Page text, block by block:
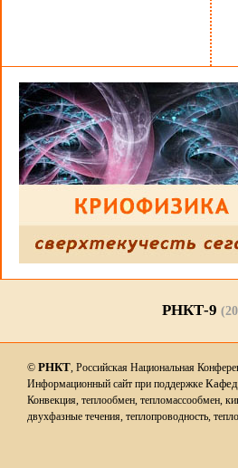
РНКТ-9
© РНКТ, Российская Национальная
Информационный сайт при поддержке
Конвекция, теплообмен, тепломассообмен,
двухфазные течения, теплопроводность,